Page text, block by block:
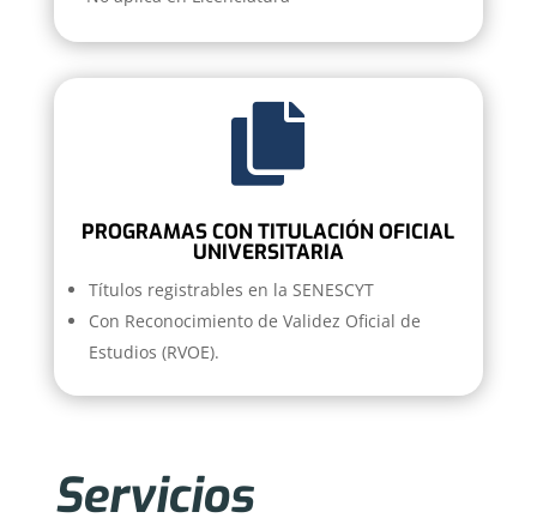

PROGRAMAS CON TITULACIÓN OFICIAL
UNIVERSITARIA
Títulos registrables en la SENESCYT
Con Reconocimiento de Validez Oficial de
Estudios (RVOE).
Servicios